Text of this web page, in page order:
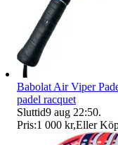
Babolat Air Viper
padel racquet
Sluttid9 aug 22:50.
Pris:1 000 kr,Eller